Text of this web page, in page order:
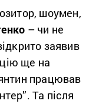
шоумен,
– чи не
заявив
ще на
працював
Та після